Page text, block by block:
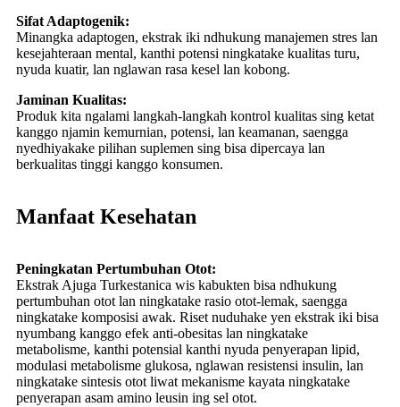
Sifat Adaptogenik:
Minangka adaptogen, ekstrak iki ndhukung manajemen stres lan
kesejahteraan mental, kanthi potensi ningkatake kualitas turu,
nyuda kuatir, lan nglawan rasa kesel lan kobong.
Jaminan Kualitas:
Produk kita ngalami langkah-langkah kontrol kualitas sing ketat
kanggo njamin kemurnian, potensi, lan keamanan, saengga
nyedhiyakake pilihan suplemen sing bisa dipercaya lan
berkualitas tinggi kanggo konsumen.
Manfaat Kesehatan
Peningkatan Pertumbuhan Otot:
Ekstrak Ajuga Turkestanica wis kabukten bisa ndhukung
pertumbuhan otot lan ningkatake rasio otot-lemak, saengga
ningkatake komposisi awak. Riset nuduhake yen ekstrak iki bisa
nyumbang kanggo efek anti-obesitas lan ningkatake
metabolisme, kanthi potensial kanthi nyuda penyerapan lipid,
modulasi metabolisme glukosa, nglawan resistensi insulin, lan
ningkatake sintesis otot liwat mekanisme kayata ningkatake
penyerapan asam amino leusin ing sel otot.